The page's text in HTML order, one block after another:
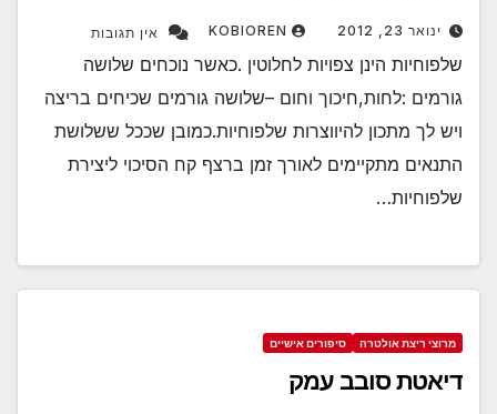
ינואר 23, 2012 KOBIOREN אין תגובות
שלפוחיות הינן צפויות לחלוטין .כאשר נוכחים שלושה
גורמים :לחות,חיכוך וחום –שלושה גורמים שכיחים בריצה
ויש לך מתכון להיווצרות שלפוחיות.כמובן שככל ששלושת
התנאים מתקיימים לאורך זמן ברצף קח הסיכוי ליצירת
שלפוחיות…
מרוצי ריצת אולטרה סיפורים אישיים
דיאטת סובב עמק